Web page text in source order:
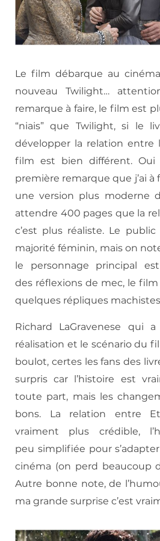
Le film débarque au
nouveau Twilight…
remarque à faire, le film est
“niais” que Twilight, si le
développer la relation entre
film est bien différent. Oui
première remarque que j’ai à
une version plus moderne
attendre 400 pages que la
c’est plus réaliste. Le
majorité féminin, mais on
le personnage principal
des réflexions de mec, le
quelques répliques
Richard LaGravenese qui
réalisation et le scénario du
boulot, certes les fans des
surpris car l’histoire est
toute part, mais les
bons. La relation entre
vraiment plus crédible,
peu simplifiée pour
cinéma (on perd beaucoup
Autre bonne note, de
ma grande surprise c’est